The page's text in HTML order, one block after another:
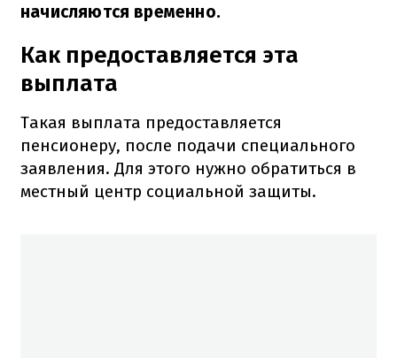
начисляются временно.
Как предоставляется эта
выплата
Такая выплата предоставляется
пенсионеру, после подачи специального
заявления. Для этого нужно обратиться в
местный центр социальной защиты.